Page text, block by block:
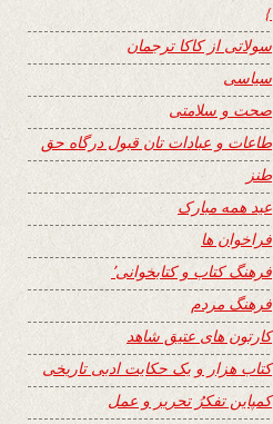
}
سولاتی از کاکا ترجمان
سیاسی
صحت و سلامتی
طاعات و عبادات تان قبول درگاه حق
طنز
عید همه مبارک
فراخوان ها
فرهنگ کتاب و کتابخوانی٬
فرهنگ مردم
کارتون های عتیق شاهد
کتاب هزار و یک حکایت ادبی تاریخی
کمپاین تفکرُ تحریر و عمل